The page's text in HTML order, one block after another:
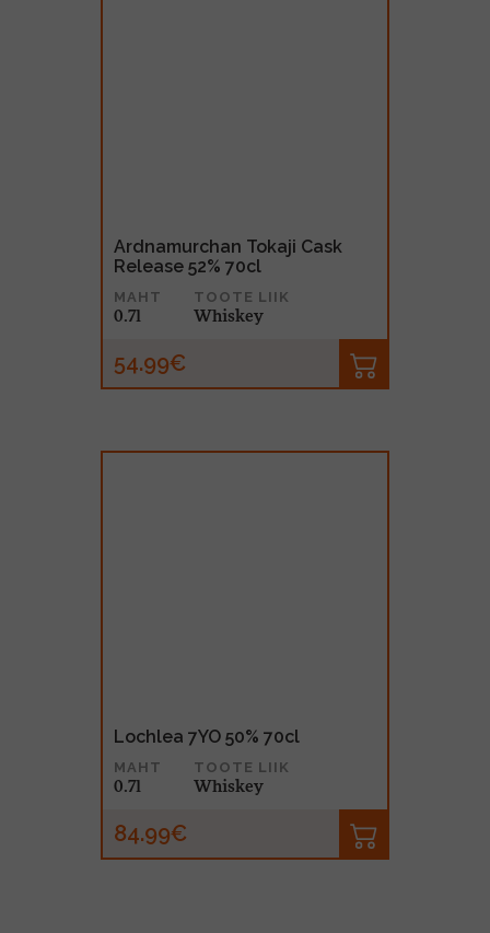
Ardnamurchan Tokaji Cask
Release 52% 70cl
MAHT
0.7l
TOOTE LIIK
Whiskey
54.99€
Lochlea 7YO 50% 70cl
MAHT
0.7l
TOOTE LIIK
Whiskey
84.99€